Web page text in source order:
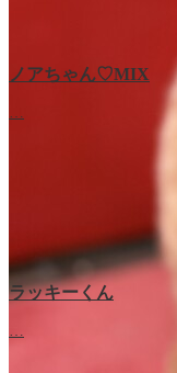
ノアちゃん♡‬MIX
ラッキーくん